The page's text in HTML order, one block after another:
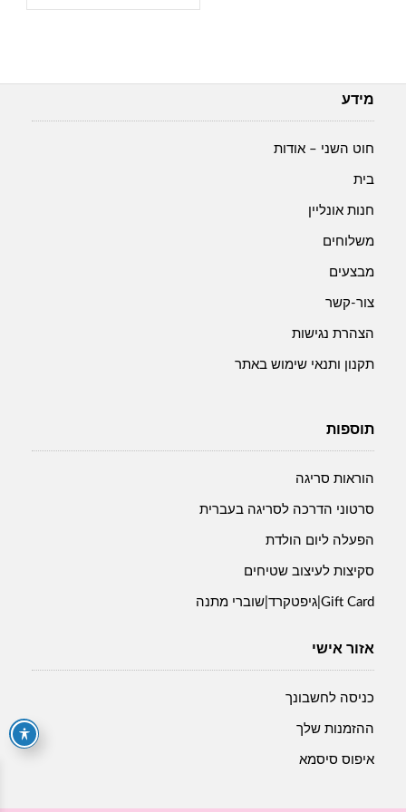
חבל
לבן-
מידע
חוט השני – אודות
בית
חנות אונליין
משלוחים
מבצעים
צור-קשר
הצהרת נגישות
תקנון ותנאי שימוש באתר
תוספות
הוראות סריגה
סרטוני הדרכה לסריגה בעברית
הפעלה ליום הולדת
סקיצות לעיצוב שטיחים
Gift Card|גיפטקרד|שוברי מתנה
אזור אישי
כניסה לחשבונך
ההזמנות שלך
איפוס סיסמא